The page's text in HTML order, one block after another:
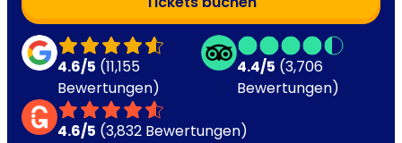
4.6/5 (11,155
Bewertungen)
4.4/5 (3,706
Bewertungen)
4.6/5 (3,832 Bewertungen)